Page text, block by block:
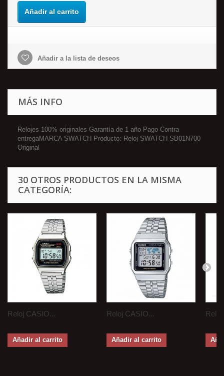
Añadir al carrito
Añadir a la lista de deseos
MÁS INFO
Relojes 100% originales Garantía de 1 año Pago Contra
entregaMARCA SWATCH Producto: Reloj SWATCH SB01N700
Original
30 OTROS PRODUCTOS EN LA MISMA
CATEGORÍA:
Reloj CASIO...
Añadir al carrito
Reloj CASIO...
Añadir al carrito